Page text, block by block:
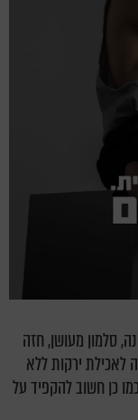
סלמון מעושן, חזה
לאכילת ירקות ללא
כן חשוב להקפיד על